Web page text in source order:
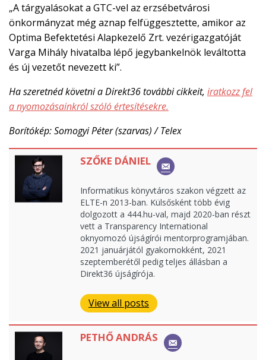
„A tárgyalásokat a GTC-vel az erzsébetvárosi
önkormányzat még aznap felfüggesztette, amikor az
Optima Befektetési Alapkezelő Zrt. vezérigazgatóját
Varga Mihály hivatalba lépő jegybankelnök leváltotta
és új vezetőt nevezett ki”.
Ha szeretnéd követni a Direkt36 további cikkeit, iratkozz fel
a nyomozásainkról szóló értesítésekre.
Borítókép: Somogyi Péter (szarvas) / Telex
SZŐKE DÁNIEL
Informatikus könyvtáros szakon végzett az
ELTE-n 2013-ban. Külsősként több évig
dolgozott a 444.hu-val, majd 2020-ban részt
vett a Transparency International
oknyomozó újságírói mentorprogramjában.
2021 januárjától gyakornokként, 2021
szeptemberétől pedig teljes állásban a
Direkt36 újságírója.
View all posts
PETHŐ ANDRÁS